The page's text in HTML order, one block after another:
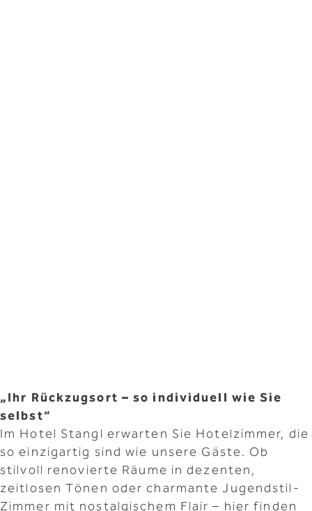
„Ihr Rückzugsort – so individuell wie Sie
selbst“
Im Hotel Stangl erwarten Sie Hotelzimmer, die
so einzigartig sind wie unsere Gäste. Ob
stilvoll renovierte Räume in dezenten,
zeitlosen Tönen oder charmante Jugendstil-
Zimmer mit nostalgischem Flair – hier finden